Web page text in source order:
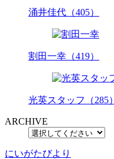
涌井佳代（405）
割田一幸（419）
光英スタッフ（285）
ARCHIVE
にいがたびより